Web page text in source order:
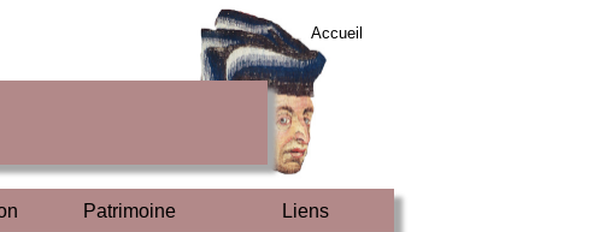
Accueil
Patrimoine Liens